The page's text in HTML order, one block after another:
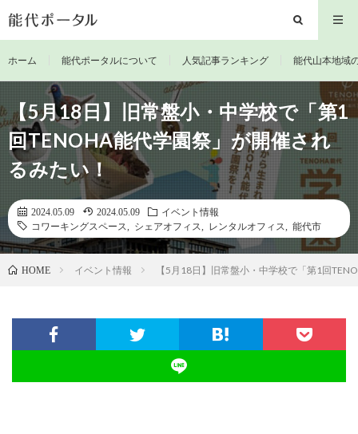
ホーム 能代ポータルについて 人気記事ランキング 能代山本地域
【5月18日】旧常盤小・中学校で「第1
回TENOHA能代学園祭」が開催され
るみたい！
2024.05.09 2024.05.09
イベント情報
コワーキングスペース
シェアオフィス レンタルオフィス 能代市
HOME イベント情報 【5月18日】旧常盤小・中学校で「第1回